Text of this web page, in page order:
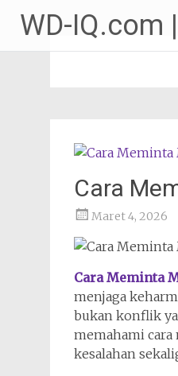
konten
WD-IQ.com
Cara
Maret 4, 2026
Cara Meminta
menjaga
bukan konflik
memahami
kesalahan